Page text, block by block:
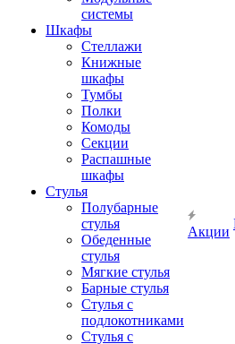
системы
Шкафы
Стеллажи
Книжные
шкафы
Тумбы
Полки
Комоды
Секции
Распашные
шкафы
Стулья
Полубарные
стулья
Обеденные
стулья
Мягкие стулья
Барные стулья
Стулья с
подлокотниками
Стулья с
Акции